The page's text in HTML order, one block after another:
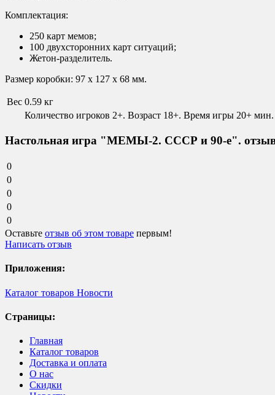
Комплектация:
250 карт мемов;
100 двухсторонних карт ситуаций;
Жетон-разделитель.
Размер коробки: 97 x 127 x 68 мм.
Вес 0.59 кг
Количество игроков 2+. Возраст 18+. Время игры 20+ мин.
Настольная игра "МЕМЫ-2. СССР и 90-е".
0
0
0
0
0
Оставьте отзыв об этом товаре первым!
Написать отзыв
Приложения:
Каталог товаров Новости
Страницы:
Главная
Каталог товаров
Доставка и оплата
О нас
Скидки